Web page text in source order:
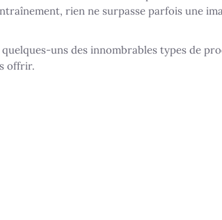
rien ne surpasse parfois une
uns des innombrables types de
offrir.